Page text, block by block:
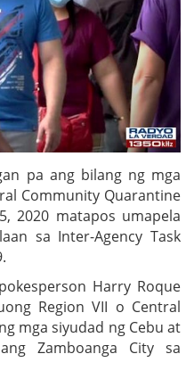
pa ang bilang ng mga
Community Quarantine
2020 matapos umapela
sa Inter-Agency Task
Harry Roque
Region VII o Central
mga siyudad ng Cebu at
Zamboanga City sa